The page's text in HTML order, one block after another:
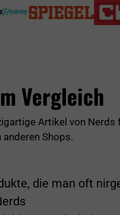
Vergleich
Artikel von
anderen Shops.
die man oft